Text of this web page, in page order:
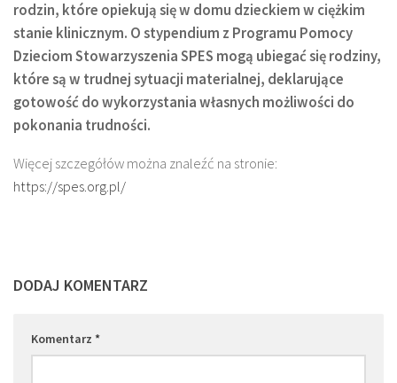
rodzin, które opiekują się w domu dzieckiem w ciężkim
stanie klinicznym. O stypendium z Programu Pomocy
Dzieciom Stowarzyszenia SPES mogą ubiegać się rodziny,
które są w trudnej sytuacji materialnej, deklarujące
gotowość do wykorzystania własnych możliwości do
pokonania trudności.
Więcej szczegółów można znaleźć na stronie:
https://spes.org.pl/
DODAJ KOMENTARZ
Komentarz *